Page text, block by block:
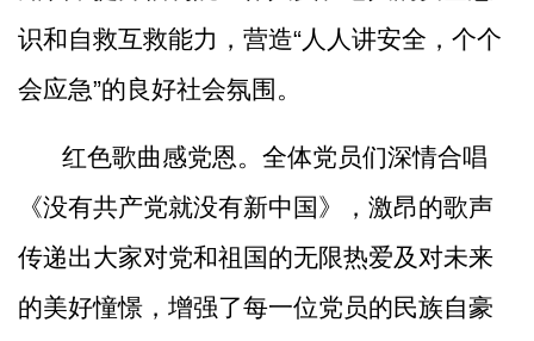
识和自救互救能力，营造“人人讲安全，个个
会应急”的良好社会氛围。
红色歌曲感党恩。全体党员们深情合唱
《没有共产党就没有新中国》，激昂的歌声
传递出大家对党和祖国的无限热爱及对未来
的美好憧憬，增强了每一位党员的民族自豪